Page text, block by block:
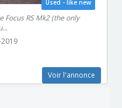
Used - like new
RS Mk2 (the only
Voir l'annonce